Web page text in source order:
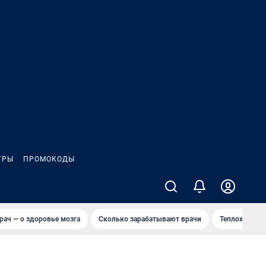
ПРОМОКОДЫ
— о здоровье мозга Сколько зарабатывают врачи Теплоход